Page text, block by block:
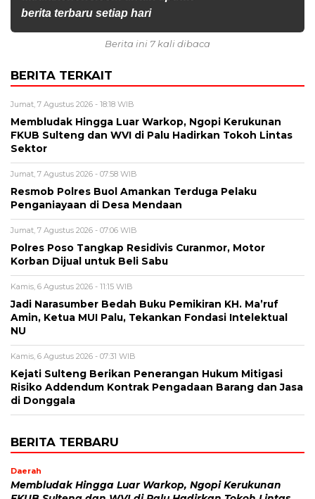
berita terbaru setiap hari
Berita ini 7 kali dibaca
BERITA TERKAIT
Jumat, 7 Agustus 2026 - 18:18 WIB
Membludak Hingga Luar Warkop, Ngopi Kerukunan
FKUB Sulteng dan WVI di Palu Hadirkan Tokoh Lintas
Sektor
Jumat, 7 Agustus 2026 - 07:58 WIB
Resmob Polres Buol Amankan Terduga Pelaku
Penganiayaan di Desa Mendaan
Jumat, 7 Agustus 2026 - 07:06 WIB
Polres Poso Tangkap Residivis Curanmor, Motor
Korban Dijual untuk Beli Sabu
Kamis, 6 Agustus 2026 - 11:15 WIB
Jadi Narasumber Bedah Buku Pemikiran KH. Ma’ruf
Amin, Ketua MUI Palu, Tekankan Fondasi Intelektual
NU
Kamis, 6 Agustus 2026 - 07:31 WIB
Kejati Sulteng Berikan Penerangan Hukum Mitigasi
Risiko Addendum Kontrak Pengadaan Barang dan Jasa
di Donggala
BERITA TERBARU
Daerah
Membludak Hingga Luar Warkop, Ngopi Kerukunan